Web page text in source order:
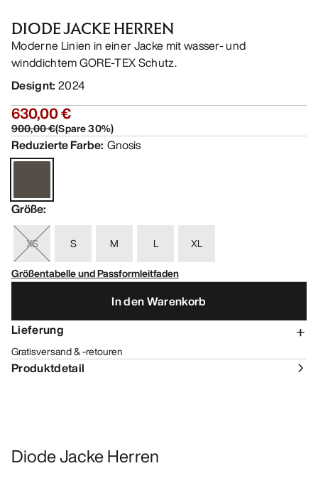
DIODE JACKE HERREN
Moderne Linien in einer Jacke mit wasser- und
winddichtem GORE-TEX Schutz.
Designt: 2024
630,00 €
900,00 €(Spare30%)
Reduzierte Farbe: Gnosis
Größe:
XS S M L
XL
Größentabelle und Passformleitfaden
In den Warenkorb
Lieferung
Gratisversand & -retouren
Produktdetail
Diode Jacke Herren